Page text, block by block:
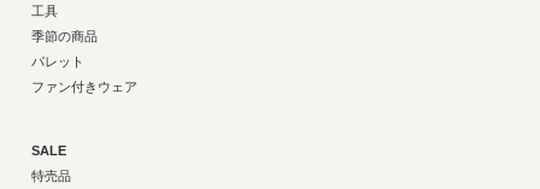
工具
季節の商品
パレット
ファン付きウェア
SALE
特売品